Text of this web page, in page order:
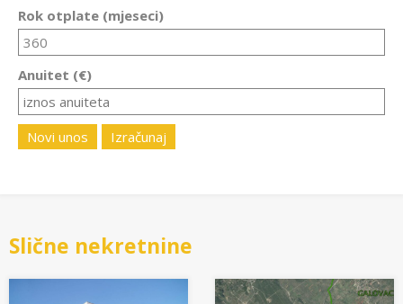
Rok otplate (mjeseci)
Anuitet (€)
Novi unos Izračunaj
Slične nekretnine